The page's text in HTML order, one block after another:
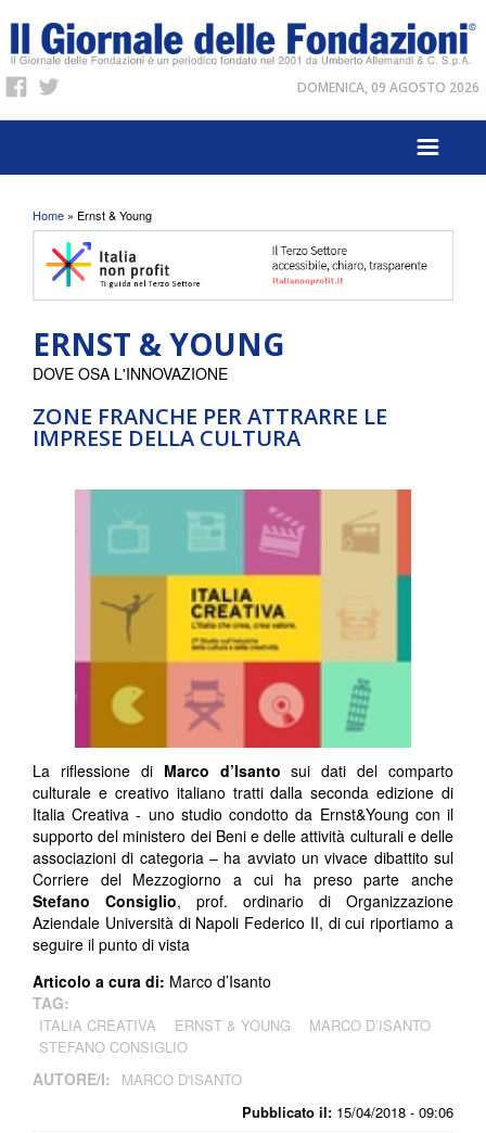
DOMENICA, 09 AGOSTO 2026
Tu sei qui
Home » Ernst & Young
ERNST & YOUNG
ZONE FRANCHE PER ATTRARRE LE
IMPRESE DELLA CULTURA
Pubblicato il: 15/04/2018 - 09:06
DOVE OSA L'INNOVAZIONE
La riflessione di Marco d’Isanto sui dati del comparto
culturale e creativo italiano tratti dalla seconda edizione di
Italia Creativa - uno studio condotto da Ernst&Young con il
supporto del ministero dei Beni e delle attività culturali e delle
associazioni di categoria – ha avviato un vivace dibattito sul
Corriere del Mezzogiorno a cui ha preso parte anche
Stefano Consiglio, prof. ordinario di Organizzazione
Aziendale Università di Napoli Federico II, di cui riportiamo a
seguire il punto di vista
Articolo a cura di: Marco d’Isanto
TAG:
ITALIA CREATIVA ERNST & YOUNG
MARCO D’ISANTO
STEFANO CONSIGLIO
AUTORE/I: MARCO D'ISANTO